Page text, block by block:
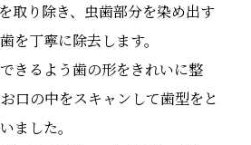
取り除き、虫歯部分を染め出す
を丁寧に除去します。
きるよう歯の形をきれいに整
口の中をスキャンして歯型をと
ました。